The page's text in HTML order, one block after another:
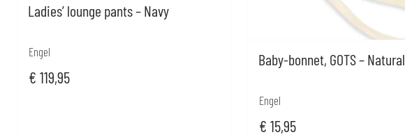
Ladies’ lounge pants – Navy
Engel
€ 119,95
Baby-bonnet, GOTS – Natural
Engel
€ 15,95